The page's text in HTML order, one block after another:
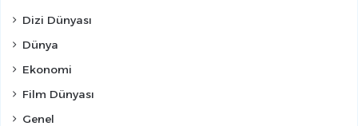
Dizi Dünyası
Dünya
Ekonomi
Film Dünyası
Genel